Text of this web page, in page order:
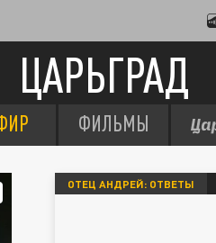
ЦАРЬГРАД
ФИЛЬМЫ
ОТЕЦ АНДРЕЙ: ОТВЕТЫ